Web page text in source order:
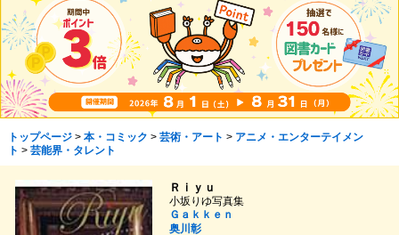
トップページ> 本・コミック > 芸術・アート > アニメ・エンターテイメン
ト > 芸能界・タレント
Ｒｉｙｕ
小坂りゆ写真集
Ｇａｋｋｅｎ
奥川彰